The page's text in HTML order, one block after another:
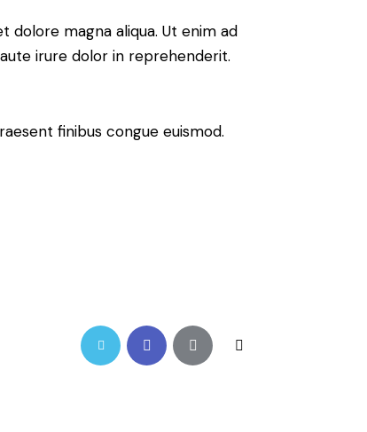
magna aliqua. Ut enim ad
irure dolor in reprehenderit.
finibus congue euismod.
Twitter-FacebookShare- Copy